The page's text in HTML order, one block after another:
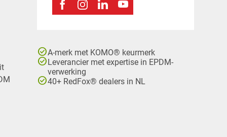
check_circleA-merk met KOMO® keurmerk
check_circleLeverancier met expertise in EPDM-
verwerking
check_circle40+ RedFox® dealers in NL